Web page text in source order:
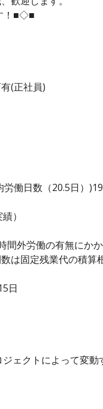
！■◇■
(正社員)
働日数（20.5日）
）
間外労働の有無にか
は固定残業代の積
日
ェクトによって変